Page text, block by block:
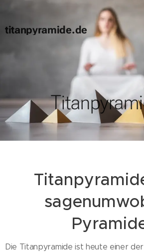
titanpyramide.de
Die Titanpyramide ist heute einer